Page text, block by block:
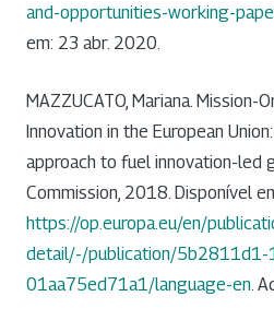
and-opportunities-working-
em: 23 abr. 2020.
MAZZUCATO, Mariana. Mission-
Innovation in the European
approach to fuel innovation-led
Commission, 2018. Disponível
https://op.europa.eu/en/
detail/-/publication/
01aa75ed71a1/language-en.